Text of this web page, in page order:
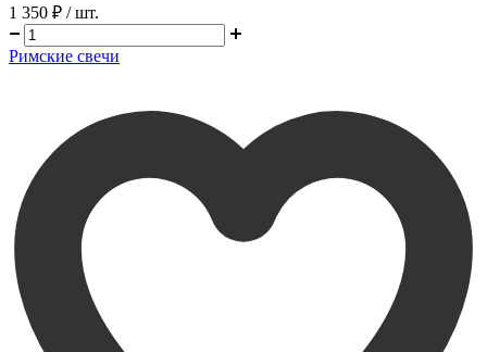
1 350 ₽ / шт.
Римские свечи